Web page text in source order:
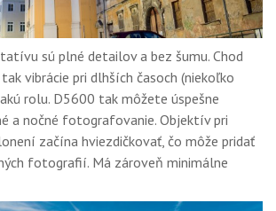
sú plné detailov a bez šumu. Chod
vibrácie pri dlhších časoch (niekoľko
rolu. D5600 tak môžete úspešne
a nočné fotografovanie. Objektív pri
začína hviezdičkovať, čo môže pridať
fotografií. Má zároveň minimálne